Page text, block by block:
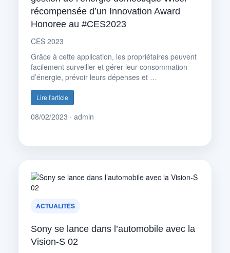
récompensée d’un Innovation Award
Honoree au #CES2023
CES 2023
Grâce à cette application, les propriétaires peuvent
facilement surveiller et gérer leur consommation
d’énergie, prévoir leurs dépenses et …
Lire l'article
08/02/2023 · admin
ACTUALITÉS
Sony se lance dans l’automobile avec la
Vision-S 02